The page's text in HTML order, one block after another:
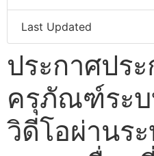
Last Updated
ประกาศปร
ครุภัณฑ์ระบ
วิดีโอผ่านร